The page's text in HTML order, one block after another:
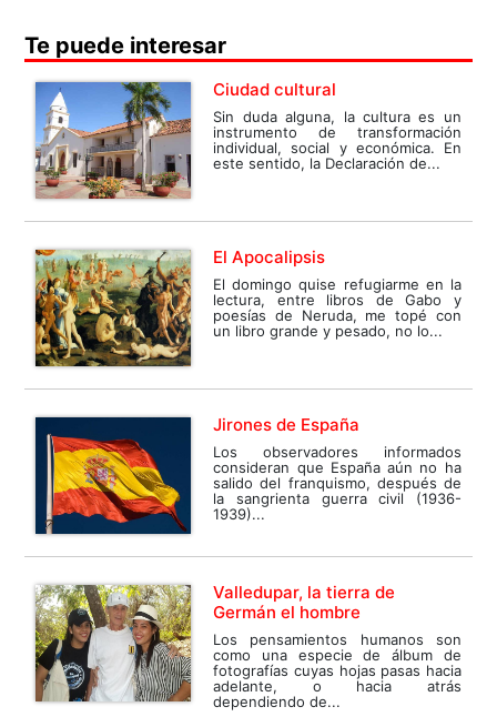
Te puede interesar
Ciudad cultural
Sin duda alguna, la cultura es un
instrumento de transformación
individual, social y económica. En
este sentido, la Declaración de...
El Apocalipsis
El domingo quise refugiarme en la
lectura, entre libros de Gabo y
poesías de Neruda, me topé con
un libro grande y pesado, no lo...
Jirones de España
Los observadores informados
consideran que España aún no ha
salido del franquismo, después de
la sangrienta guerra civil (1936-
1939)...
Valledupar, la tierra de
Germán el hombre
Los pensamientos humanos son
como una especie de álbum de
fotografías cuyas hojas pasas hacia
adelante, o hacia atrás
dependiendo de...